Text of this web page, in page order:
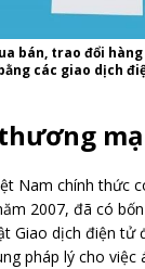
bán, trao đổi
các giao dịch
Nam chính thức
2007, đã có
Giao dịch điện tử
pháp lý cho việc